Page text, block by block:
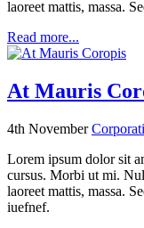
laoreet mattis, massa.
Read more...
At Mauris
4th November
Lorem ipsum dolor sit
cursus. Morbi ut mi.
laoreet mattis, massa.
iuefnef.